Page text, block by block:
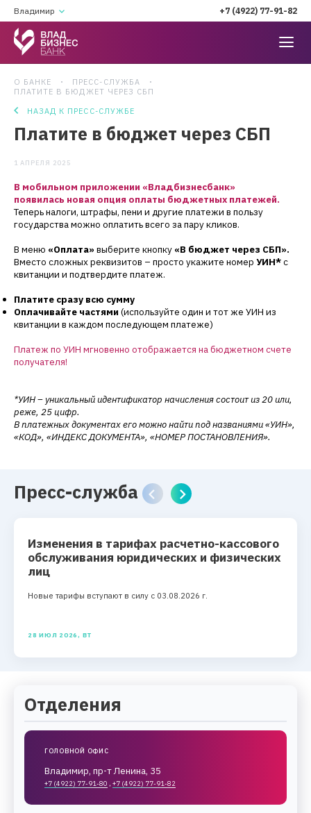
Владимир +7 (4922) 77-91-82
О БАНКЕ
ПРЕСС-СЛУЖБА
ПЛАТИТЕ В БЮДЖЕТ ЧЕРЕЗ СБП
НАЗАД К ПРЕСС-СЛУЖБЕ
Платите в бюджет через СБП
1 АПРЕЛЯ 2025
В мобильном приложении «Владбизнесбанк»
появилась новая опция оплаты бюджетных платежей.
Теперь налоги, штрафы, пени и другие платежи в пользу
государства можно оплатить всего за пару кликов.
В меню «Оплата» выберите кнопку «В бюджет через СБП».
Вместо сложных реквизитов – просто укажите номер УИН*с
квитанции и подтвердите платеж.
Платите сразу всю сумму
Оплачивайте частями (используйте один и тот же УИН из
квитанции в каждом последующем платеже)
Платеж по УИН мгновенно отображается на бюджетном счете
получателя!
*УИН – уникальный идентификатор начисления состоит из 20 или,
реже, 25 цифр.
В платежных документах его можно найти под названиями «УИН»,
«КОД», «ИНДЕКС ДОКУМЕНТА», «НОМЕР ПОСТАНОВЛЕНИЯ».
Пресс-служба
Изменения в тарифах расчетно-кассового
обслуживания юридических и физических
лиц
Новые тарифы вступают в силу с 03.08.2026 г.
28 ИЮЛ 2026, ВТ
Отделения
ГОЛОВНОЙ ОФИС
Владимир, пр-т Ленина, 35
+7 (4922) 77-91-80 , +7 (4922) 77-91-82